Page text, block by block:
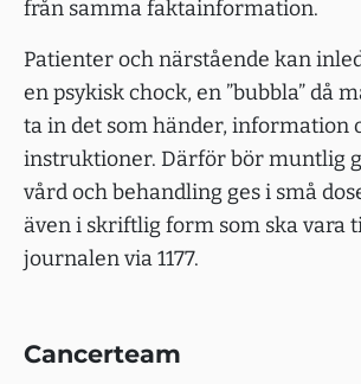
från samma faktainformation.
Patienter och närstående kan
en psykisk chock, en ”bubbla” då
ta in det som händer, information
instruktioner. Därför bör muntlig
vård och behandling ges i små
även i skriftlig form som ska vara
journalen via 1177.
Cancerteam